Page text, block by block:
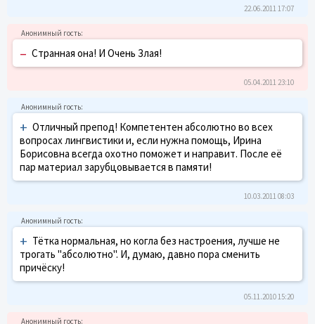
22.06.2011 17:07
– Странная она! И Очень Злая!
05.04.2011 23:10
+ Отличный препод! Компетентен абсолютно во всех
вопросах лингвистики и, если нужна помощь, Ирина
Борисовна всегда охотно поможет и направит. После её
пар материал зарубцовывается в памяти!
10.03.2011 08:03
+ Тётка нормальная, но когла без настроения, лучше не
трогать "абсолютно". И, думаю, давно пора сменить
причёску!
05.11.2010 15:20